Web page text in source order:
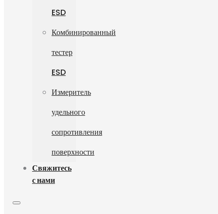
ESD
Комбинированный
тестер
ESD
Измеритель
удельного
сопротивления
поверхности
Свяжитесь
с нами